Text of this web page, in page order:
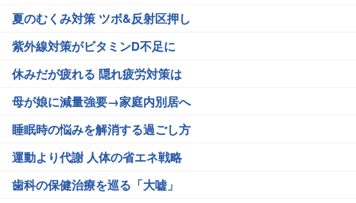
夏のむくみ対策 ツボ&反射区押し
紫外線対策がビタミンD不足に
休みだが疲れる 隠れ疲労対策は
母が娘に減量強要→家庭内別居へ
睡眠時の悩みを解消する過ごし方
運動より代謝 人体の省エネ戦略
歯科の保健治療を巡る「大嘘」